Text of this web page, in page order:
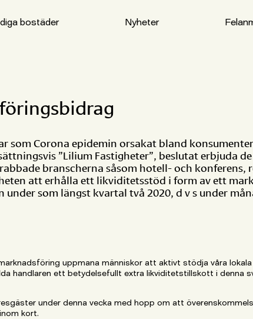
bostäder Nyheter
som Corona epidemin orsakat bland
”Lilium Fastigheter”, beslutat erbjuda
branscherna såsom hotell- och konferens,
att erhålla ett likviditetsstöd i form av ett
under som längst kvartal två 2020, d v s under
uppmana människor att aktivt stödja våra lokala
handlaren ett betydelsefullt extra likviditetstillskott i denna
under denna vecka med hopp om att
kort.